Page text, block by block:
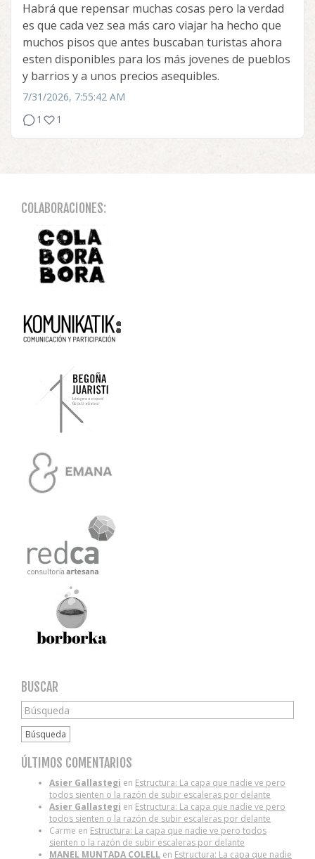
Habrá que repensar muchas cosas pero la verdad
es que cada vez sea más caro viajar ha hecho que
muchos pisos que antes buscaban turistas ahora
esten disponibles para los más jovenes de pueblos
y barrios y a unos precios asequibles.
7/31/2026, 7:55:42 AM
1
1
COLABORACIONES:
BUSCAR
Búsqueda
ÚLTIMOS COMENTARIOS
Asier Gallastegi en Estructura: La capa que nadie ve pero
todos sienten o la razón de subir escaleras por delante
Asier Gallastegi en Estructura: La capa que nadie ve pero
todos sienten o la razón de subir escaleras por delante
Carme en Estructura: La capa que nadie ve pero todos
sienten o la razón de subir escaleras por delante
MANEL MUNTADA COLELL en Estructura: La capa que nadie